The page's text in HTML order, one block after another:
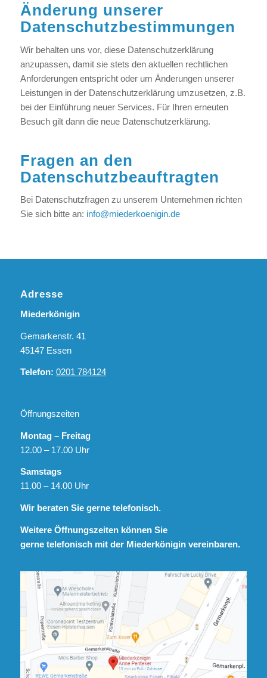
Änderung unserer
Datenschutzbestimmungen
Wir behalten uns vor, diese Datenschutzerklärung
anzupassen, damit sie stets den aktuellen rechtlichen
Anforderungen entspricht oder um Änderungen unserer
Leistungen in der Datenschutzerklärung umzusetzen, z.B.
bei der Einführung neuer Services. Für Ihren erneuten
Besuch gilt dann die neue Datenschutzerklärung.
Fragen an den
Datenschutzbeauftragten
Bei Datenschutzfragen zu unserem Unternehmen richten
Sie sich bitte an: info@miederkoenigin.de
Adresse
Miederkönigin
Gemarkenstr. 41
45147 Essen
Telefon: 0201 784124
Öffnungszeiten
Montag – Freitag
12.00 – 17.00 Uhr
Samstags
11.00 – 14.00 Uhr
Wir beraten Sie gerne telefonisch.
Weitere Öffnungszeiten können Sie
gerne telefonisch mit der Miederkönigin vereinbaren.